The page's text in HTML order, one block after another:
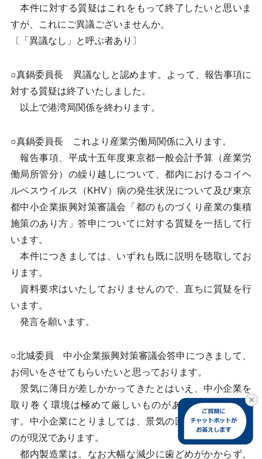
本件に対する質疑はこれをもって終了したいと思いま
すが、これにご異議ございませんか。
〔「異議なし」と呼ぶ者あり〕
○真鍋委員長 異議なしと認めます。よって、報告事項に
対する質疑は終了いたしました。
以上で港湾局関係を終わります。
○真鍋委員長 これより産業労働局関係に入ります。
報告事項、平成十五年度東京都一般会計予算（産業労
働局所管分）の繰り越しについて、都内におけるコイヘ
ルペスウイルス（KHV）病の発生状況について及び東京
都中小企業振興対策審議会「都のものづくり産業の集積
施策のあり方」答申についてに対する質疑を一括して行
います。
本件につきましては、いずれも既に説明を聴取してお
ります。
資料要求はいたしておりませんので、直ちに質疑を行
います。
発言を願います。
○北城委員 中小企業振興対策審議会答申につきまして、
お伺いをさせてもらいたいと思っております。
景気に薄日が差しかかってきたとはいえ、中小企業を
取り巻く環境は極めて厳しいものがあるわけでありま
す。中小企業にとりましては、景気の回復の実感がない
のが現況であります。
都内製造業は、なお大幅な減少に歯どめがかからず、